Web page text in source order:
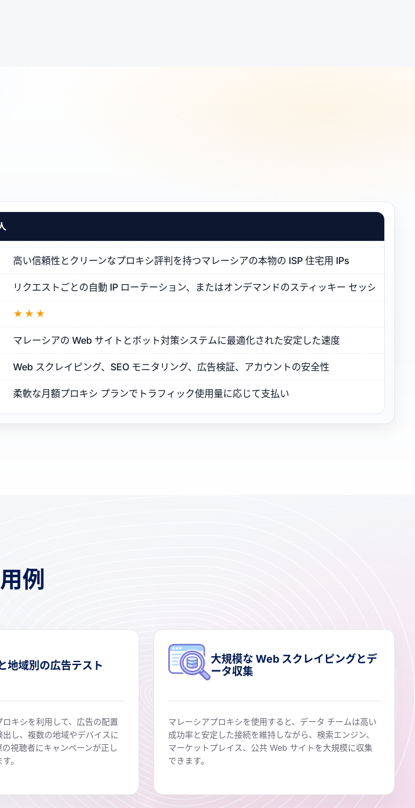
高い信頼性とクリーンなプロキシ評判を持つマレーシアの本物の ISP 住宅用 IPs
リクエストごとの自動 IP ローテーション、またはオンデマンドのスティッキー セッション
★★★
マレーシアの Web サイトとボット対策システムに最適化された安定した速度
Web スクレイピング、SEO モニタリング、広告検証、アカウントの安全性
柔軟な月額プロキシ プランでトラフィック使用量に応じて支払い
例
地域別の広告テスト
キシを利用して、広告の配置
し、複数の地域やデバイスに
視聴者にキャンペーンが正し
。
大規模な Web スクレイピングとデ
ータ収集
マレーシアプロキシを使用すると、データ チームは高い
成功率と安定した接続を維持しながら、検索エンジン、
マーケットプレイス、公共 Web サイトを大規模に収集
できます。